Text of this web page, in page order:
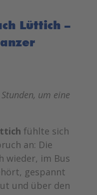
Lüttich –
um eine
fühlte sich
an: Die
wieder, im Bus
gespannt
und über den